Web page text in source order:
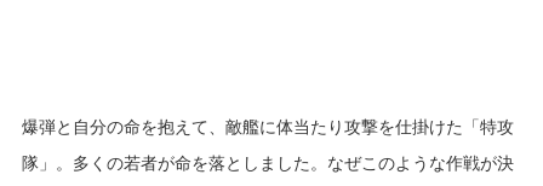
爆弾と自分の命を抱えて、敵艦に体当たり攻撃を仕掛けた「特攻
隊」。多くの若者が命を落としました。なぜこのような作戦が決